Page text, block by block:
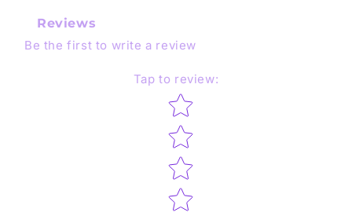
Reviews
Be the first to write a review
Tap to review:
Star rating